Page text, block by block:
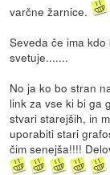
varčne žarnice.
Seveda če ima
svetuje.......
No ja ko bo stran
link za vse ki bi ga
stvari starejših, in
uporabiti stari
čim senejša!!!!